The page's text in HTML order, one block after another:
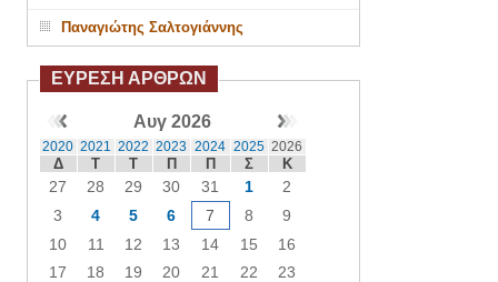
Παναγιώτης Σαλτογιάννης
ΕΥΡΕΣΗ ΑΡΘΡΩΝ
Αυγ 2026
2020 2021 2022 2023 2024 2025 2026
Δ Τ Τ Π Π Σ Κ
27 28 29 30 31 1
2
3
4 5 6 7 8
9
10
11 12 13 14 15
16
17
18 19 20 21 22
23